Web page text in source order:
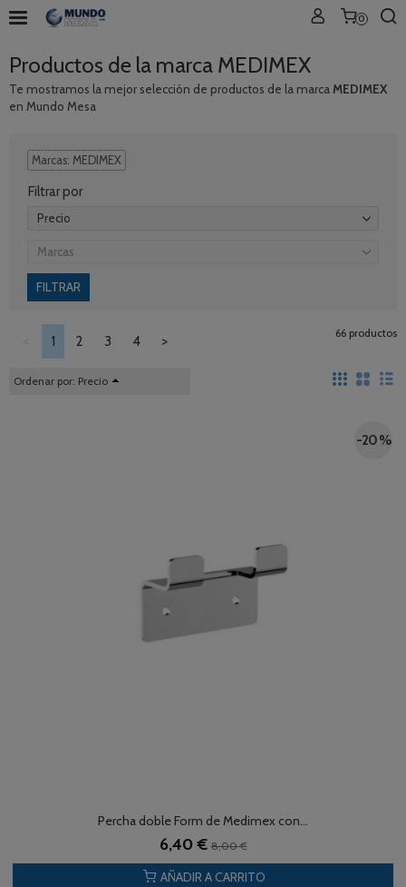
0
Productos de la marca MEDIMEX
Te mostramos la mejor selección de productos de la marca MEDIMEX
en Mundo Mesa
Marcas: MEDIMEX
Filtrar por
Precio
Marcas
1 2 3 4 >
66 productos
Ordenar por: Precio
-20 %
Percha doble Form de Medimex con...
6,40 €8,00 €
AÑADIR A CARRITO